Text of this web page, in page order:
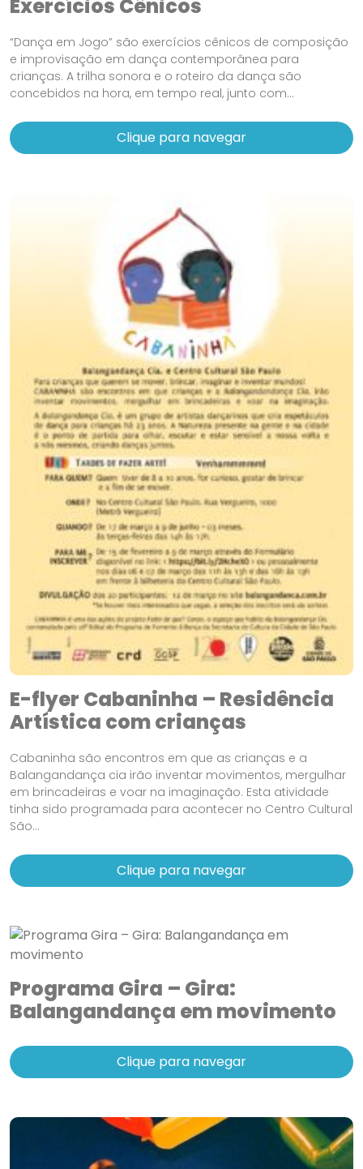
Exercícios Cênicos
“Dança em Jogo” são exercícios cênicos de composição
e improvisação em dança contemporânea para
crianças. A trilha sonora e o roteiro da dança são
concebidos na hora, em tempo real, junto com...
Clique para navegar
E-flyer Cabaninha – Residência
Artística com crianças
Cabaninha são encontros em que as crianças e a
Balangandança cia irão inventar movimentos, mergulhar
em brincadeiras e voar na imaginação. Esta atividade
tinha sido programada para acontecer no Centro Cultural
São...
Clique para navegar
Programa Gira – Gira:
Balangandança em movimento
Clique para navegar